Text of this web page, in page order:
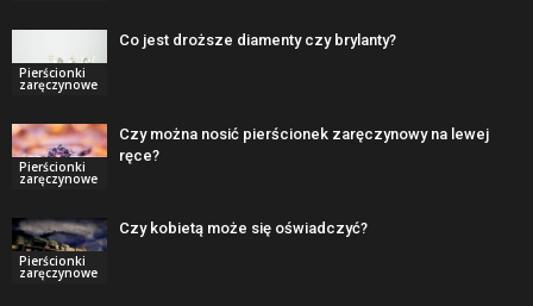
Pierścionki
zaręczynowe
Co jest droższe diamenty czy brylanty?
Pierścionki
zaręczynowe
Czy można nosić pierścionek zaręczynowy na lewej
ręce?
Pierścionki
zaręczynowe
Czy kobietą może się oświadczyć?